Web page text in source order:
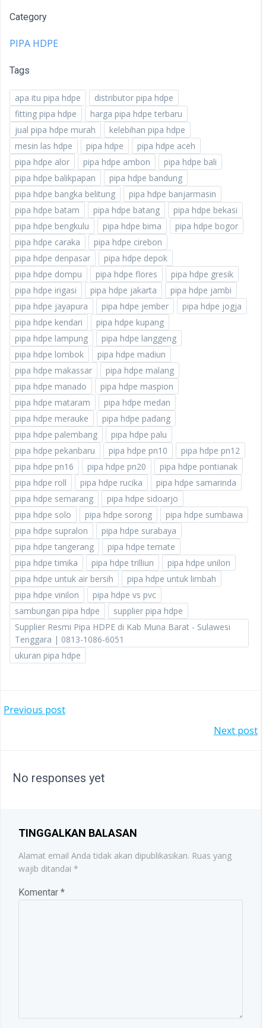
Category
PIPA HDPE
Tags
apa itu pipa hdpe
distributor pipa hdpe
fitting pipa hdpe
harga pipa hdpe terbaru
jual pipa hdpe murah
kelebihan pipa hdpe
mesin las hdpe
pipa hdpe
pipa hdpe aceh
pipa hdpe alor
pipa hdpe ambon
pipa hdpe bali
pipa hdpe balikpapan
pipa hdpe bandung
pipa hdpe bangka belitung
pipa hdpe banjarmasin
pipa hdpe batam
pipa hdpe batang
pipa hdpe bekasi
pipa hdpe bengkulu
pipa hdpe bima
pipa hdpe bogor
pipa hdpe caraka
pipa hdpe cirebon
pipa hdpe denpasar
pipa hdpe depok
pipa hdpe dompu
pipa hdpe flores
pipa hdpe gresik
pipa hdpe irigasi
pipa hdpe jakarta
pipa hdpe jambi
pipa hdpe jayapura
pipa hdpe jember
pipa hdpe jogja
pipa hdpe kendari
pipa hdpe kupang
pipa hdpe lampung
pipa hdpe langgeng
pipa hdpe lombok
pipa hdpe madiun
pipa hdpe makassar
pipa hdpe malang
pipa hdpe manado
pipa hdpe maspion
pipa hdpe mataram
pipa hdpe medan
pipa hdpe merauke
pipa hdpe padang
pipa hdpe palembang
pipa hdpe palu
pipa hdpe pekanbaru
pipa hdpe pn10
pipa hdpe pn12
pipa hdpe pn16
pipa hdpe pn20
pipa hdpe pontianak
pipa hdpe roll
pipa hdpe rucika
pipa hdpe samarinda
pipa hdpe semarang
pipa hdpe sidoarjo
pipa hdpe solo
pipa hdpe sorong
pipa hdpe sumbawa
pipa hdpe supralon
pipa hdpe surabaya
pipa hdpe tangerang
pipa hdpe ternate
pipa hdpe timika
pipa hdpe trilliun
pipa hdpe unilon
pipa hdpe untuk air bersih
pipa hdpe untuk limbah
pipa hdpe vinilon
pipa hdpe vs pvc
sambungan pipa hdpe
supplier pipa hdpe
Supplier Resmi Pipa HDPE di Kab Muna Barat - Sulawesi
Tenggara | 0813-1086-6051
ukuran pipa hdpe
POST
Previous post
Next post
No responses yet
TINGGALKAN BALASAN
Alamat email Anda tidak akan dipublikasikan. Ruas yang
wajib ditandai *
Komentar *